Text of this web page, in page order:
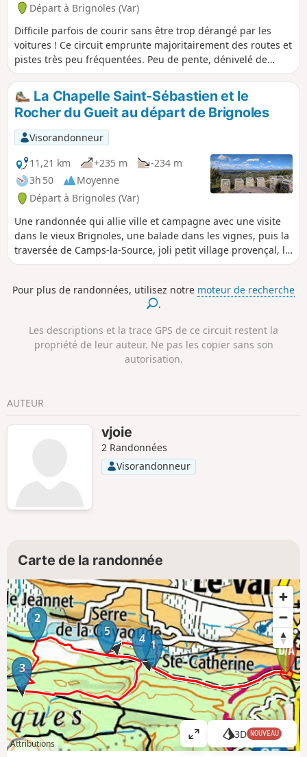
Départ à Brignoles (Var)
Difficile parfois de courir sans être trop dérangé par les
voitures ! Ce circuit emprunte majoritairement des routes et
pistes très peu fréquentées. Peu de pente, dénivelé de
l'ordre de 100m. Seul inconvénient : une partie du tracé
longe l'autoroute A8 et le bruit est très présent. On apprécie
d'autant mieux le calme une fois revenu dans la plaine.
La Chapelle Saint-Sébastien et le
Rocher du Gueit au départ de Brignoles
Visorandonneur
11,21 km
+235 m
-234 m
3h 50
Moyenne
Départ à Brignoles (Var)
Une randonnée qui allie ville et campagne avec une visite
dans le vieux Brignoles, une balade dans les vignes, puis la
traversée de Camps-la-Source, joli petit village provençal, la
montée vers la Chapelle Saint-Sébastien et surtout le joli
Pour plus de randonnées, utilisez notre moteur de recherche
.
Les descriptions et la trace GPS de ce circuit restent la
propriété de leur auteur. Ne pas les copier sans son
autorisation.
AUTEUR
vjoie
2 Randonnées
Visorandonneur
Carte de la randonnée
1
2
3
4
5
Attributions
A
ff
3D NOUVEAU